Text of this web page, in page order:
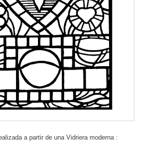
a partir de una Vidriera moderna :